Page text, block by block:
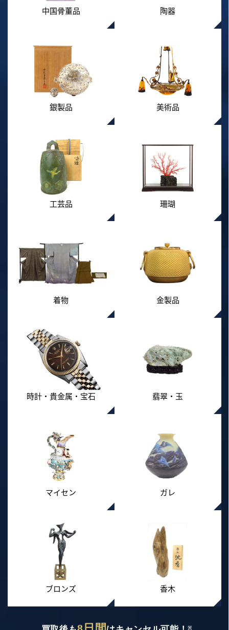
中国骨董品 陶器
銀製品 美術品
工芸品 珊瑚
着物 金製品
時計・貴金属・宝石 翡翠・玉
マイセン ガレ
ブロンズ 香木
※